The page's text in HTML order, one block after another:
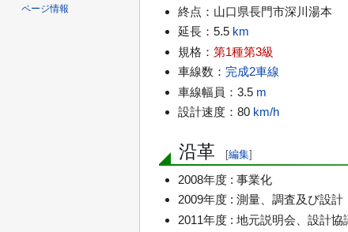
終点：山口県長門市深川湯本
延長：5.5 km
規格：第1種第3級
車線数： 完成2車線
車線幅員：3.5 m
設計速度：80 km/h
沿革 [編集]
2008年度 : 事業化
2009年度 : 測量、調査及び設計
2011年度 : 地元説明会、設計協
ページ情報